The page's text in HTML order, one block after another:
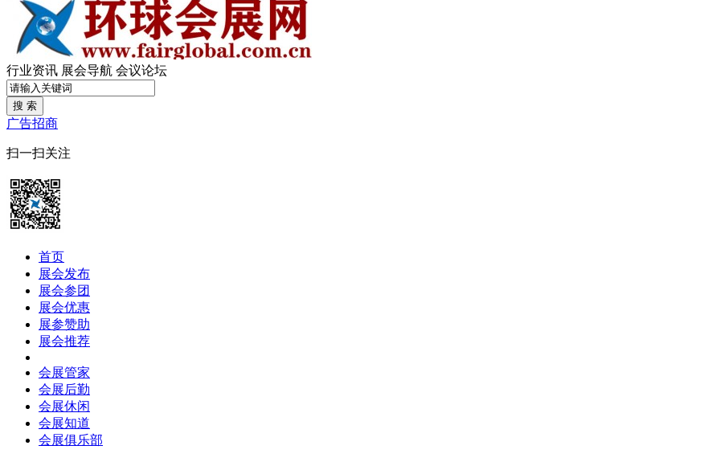
行业资讯 展会导航 会议论坛
搜 索
广告招商
扫一扫关注
首页
展会发布
展会参团
展会优惠
展参赞助
展会推荐
会展管家
会展后勤
会展休闲
会展知道
会展俱乐部